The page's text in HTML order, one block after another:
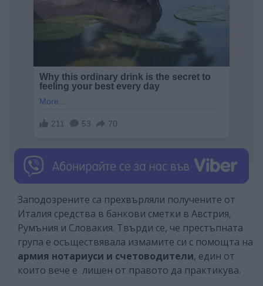
Заподозрените са прехвърляли получените от
Италия средства в банкови сметки в Австрия,
Румъния и Словакия. Твърди се, че престъпната
група е осъществявала измамите си с помощта на
армия нотариуси и счетоводители, един от
които вече е лишен от правото да практикува.